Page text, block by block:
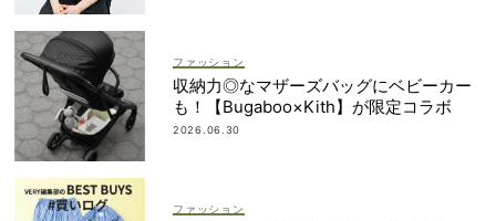
ファッション
収納力◎なマザーズバッグにベビーカー
も！【Bugaboo×Kith】が限定コラボ
2026.06.30
ファッション